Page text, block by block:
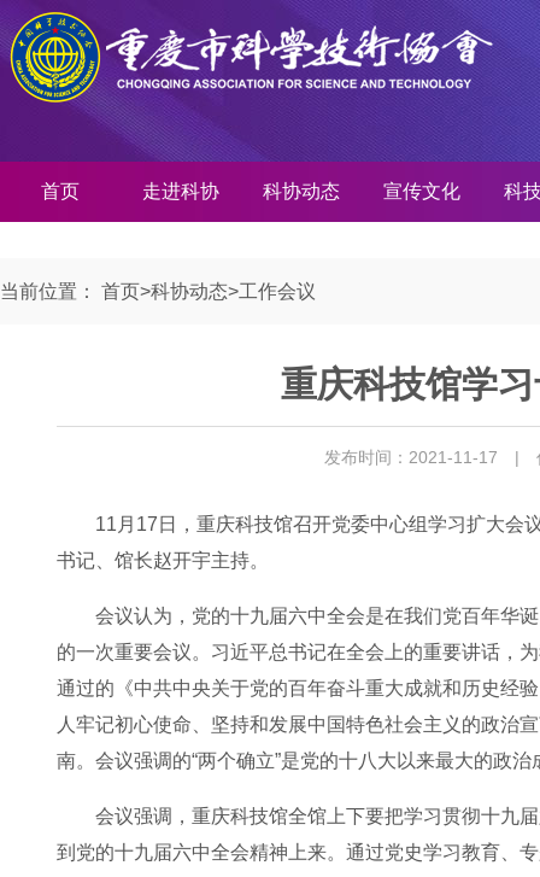
首页 走进科协 科协动态 宣传文化 科
当前位置： 首页>科协动态>工作会议
重庆科技馆学
发布时间：2021-11-17 |
11月17日，重庆科技馆召开党委中心组学习扩大会
书记、馆长赵开宇主持。
会议认为，党的十九届六中全会是在我们党百年华
的一次重要会议。习近平总书记在全会上的重要讲话，
通过的《中共中央关于党的百年奋斗重大成就和历史经
人牢记初心使命、坚持和发展中国特色社会主义的政治
南。会议强调的“两个确立”是党的十八大以来最大的政
会议强调，重庆科技馆全馆上下要把学习贯彻十九
到党的十九届六中全会精神上来。通过党史学习教育、